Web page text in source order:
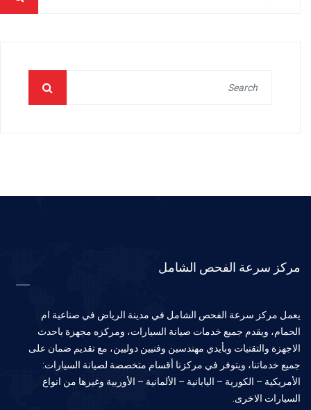
مركز سرعة الفحص الشامل
يعمل مركز سرعة الفحص الشامل في مدينة الرياض في صناعية ام
الحمام، ويقدم جميع خدمات صيانة السيارات، ومركزه مجهزة باحدث
الاجهزة والتقنيات وبأيدي مهندسين وفنيين دوليين، مع تقديم ضمان على
جميع خدماتنا، ويتوفر في مركزنا أقسام متخصصة لصيانة السيارات:
الأمريكية – الكورية – اليابانية – الألمانية – الأوربية وغيرها من انواع
السيارات الاخرى.